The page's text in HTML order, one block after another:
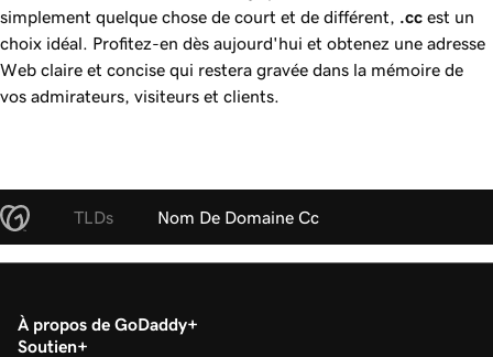
simplement quelque chose de court et de différent,
.cc est un
choix idéal. Profitez-en dès aujourd'hui et obtenez une adresse
Web claire et concise qui restera gravée dans la mémoire de
vos admirateurs, visiteurs et clients.
TLDs Nom De Domaine Cc
À propos de GoDaddy
Soutien